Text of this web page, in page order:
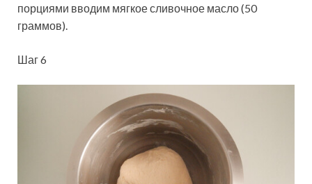
порциями вводим мягкое сливочное масло (50
граммов).
Шаг 6